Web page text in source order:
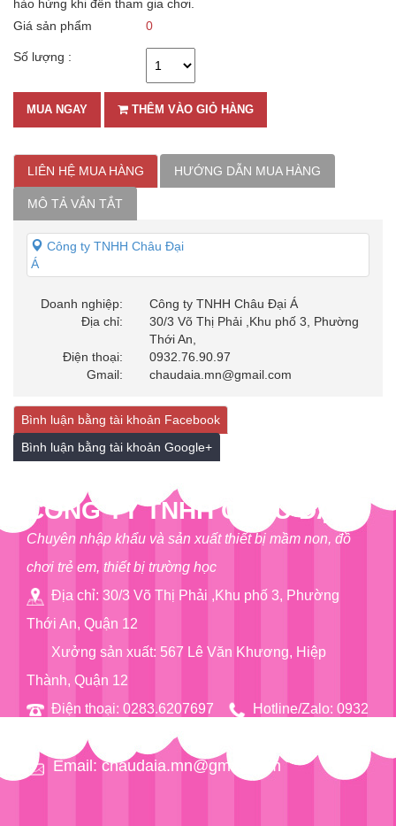
hào hứng khi đến tham gia chơi.
Giá sản phẩm
0
Số lượng :
MUA NGAY THÊM VÀO GIỎ HÀNG
LIÊN HỆ MUA HÀNG HƯỚNG DẪN MUA HÀNG
MÔ TẢ VẮN TẮT
Công ty TNHH Châu Đại
Á
Doanh nghiệp:
Công ty TNHH Châu Đại Á
Địa chỉ:
30/3 Võ Thị Phải ,Khu phố 3, Phường
Thới An,
Điện thoại:
0932.76.90.97
Gmail:
chaudaia.mn@gmail.com
Bình luận bằng tài khoản Facebook
Bình luận bằng tài khoản Google+
CÔNG TY TNHH CHÂU ĐẠI Á
Chuyên nhập khẩu và sản xuất thiết bị mầm non, đồ
chơi trẻ em, thiết bị trường học
Địa chỉ: 30/3 Võ Thị Phải ,Khu phố 3, Phường
Thới An, Quận 12
Xưởng sản xuất: 567 Lê Văn Khương, Hiệp
Thành, Quận 12
Điện thoại: 0283.6207697
Hotline/Zalo: 0932
Email: chaudaia.mn@gmail.com